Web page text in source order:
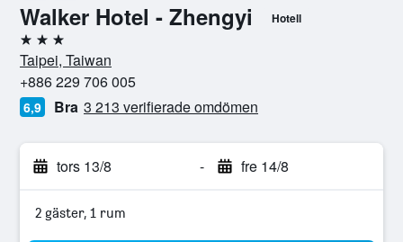
Walker Hotel - Zhengyi Hotell
3 stjärnor
Taipei, Taiwan
+886 229 706 005
6,9 Bra 3 213 verifierade omdömen
tors 13/8 - fre 14/8
2 gäster, 1 rum